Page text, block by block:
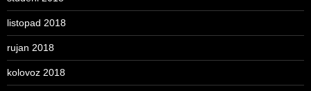
listopad 2018
rujan 2018
kolovoz 2018